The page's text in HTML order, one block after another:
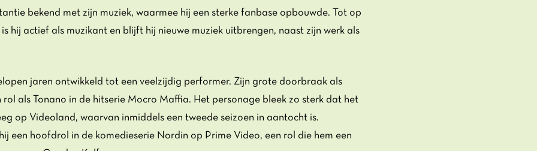
bekend met zijn muziek, waarmee hij een sterke fanbase opbouwde. Tot op
hij actief als muzikant en blijft hij nieuwe muziek uitbrengen, naast zijn werk als
jaren ontwikkeld tot een veelzijdig performer. Zijn grote doorbraak als
als Tonano in de hitserie Mocro Maffia. Het personage bleek zo sterk dat het
op Videoland, waarvan inmiddels een tweede seizoen in aantocht is.
een hoofdrol in de komedieserie Nordin op Prime Video, een rol die hem een